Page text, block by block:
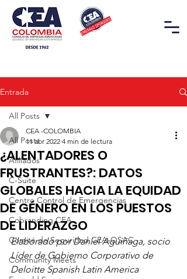
Entrada
All Posts
Afiliados
C-Suite
Centro Control de Emergencias
Cobranding CEA
Comité de Seguridad CEA-OSAC
Community Meets
All Posts
¿ALENTADORES O
FRUSTRANTES?: DATOS
GLOBALES HACIA LA EQUIDAD
DE GÉNERO EN LOS PUESTOS
DE LIDERAZGO
CEA -COLOMBIA
11 abr 2022 4 min de lectura
Elaborado por Daniel Aguiñaga, socio
Líder de Gobierno Corporativo de
Deloitte Spanish Latin America